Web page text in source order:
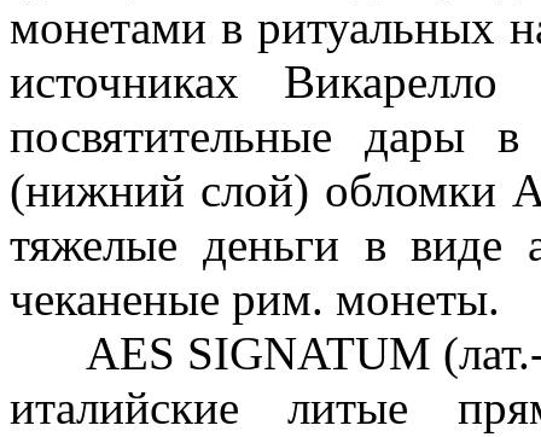
монетами в ритуальных
источниках
посвятительные дары в
(нижний слой) обломки
тяжелые деньги в виде
чеканеные рим. монеты.
AES SIGNATUM (лат.-
италийские литые